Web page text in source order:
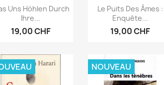
Aperçu rapide
Uns Höhlen Durch
Ihre...
19,00 CHF
Aperçu rapide
Le Puits Des Âmes :
Enquête...
19,00 CHF
NOUVEAU